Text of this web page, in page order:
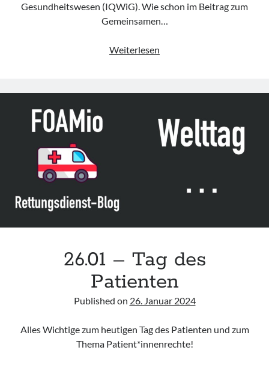
Gesundheitswesen (IQWiG). Wie schon im Beitrag zum
Gemeinsamen…
Weiterlesen
Institut
Qualität
und
Wirtschaftlichkeit
(IQWiG)
26.01 – Tag des
Patienten
Published on 26. Januar 2024
Alles Wichtige zum heutigen Tag des Patienten und zum
Thema Patient*innenrechte!